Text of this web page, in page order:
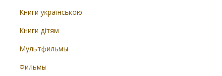
Книги українською
Книги дітям
Мультфильмы
Фильмы